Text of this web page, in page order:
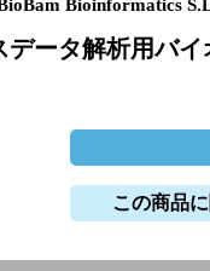
Bioinformatics
データ解析用バ
この商品